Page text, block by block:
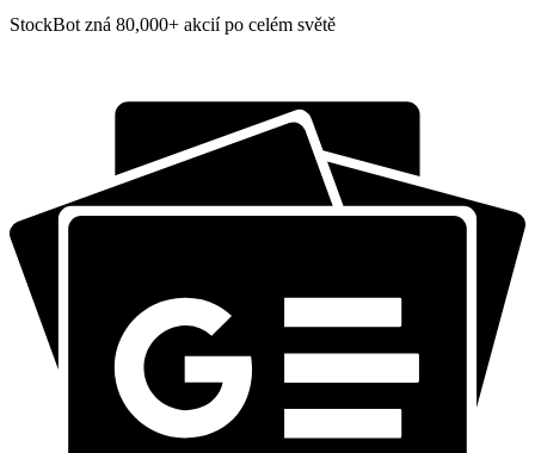
StockBot zná 80,000+ akcií po celém světě